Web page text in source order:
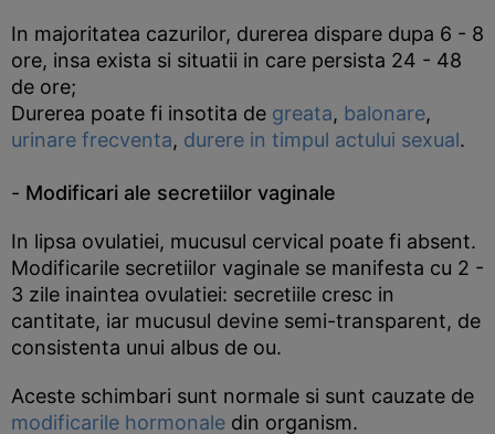
In majoritatea cazurilor, durerea dispare dupa 6 - 8
ore, insa exista si situatii in care persista 24 - 48
de ore;
Durerea poate fi insotita de greata, balonare,
urinare frecventa, durere in timpul actului sexual.
- Modificari ale secretiilor vaginale
In lipsa ovulatiei, mucusul cervical poate fi absent.
Modificarile secretiilor vaginale se manifesta cu 2 -
3 zile inaintea ovulatiei: secretiile cresc in
cantitate, iar mucusul devine semi-transparent, de
consistenta unui albus de ou.
Aceste schimbari sunt normale si sunt cauzate de
modificarile hormonale din organism.